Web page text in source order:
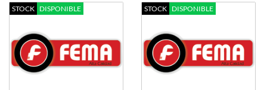
STOCK DISPONIBLE STOCK DISPONIBLE